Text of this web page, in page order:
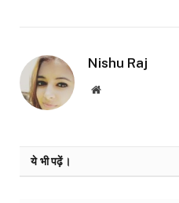
Nishu Raj
Website
ये भी पढ़ें।